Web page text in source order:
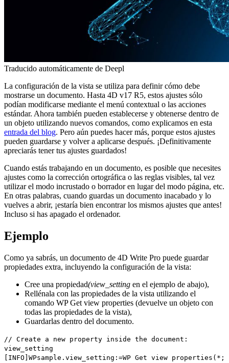
Traducido automáticamente de Deepl
La configuración de la vista se utiliza para definir cómo debe
mostrarse un documento. Hasta 4D v17 R5, estos ajustes sólo
podían modificarse mediante el menú contextual o las acciones
estándar. Ahora también pueden establecerse y obtenerse dentro de
un objeto utilizando nuevos comandos, como explicamos en esta
entrada del blog. Pero aún puedes hacer más, porque estos ajustes
pueden guardarse y volver a aplicarse después. ¡Definitivamente
apreciarás tener tus ajustes guardados!
Cuando estás trabajando en un documento, es posible que necesites
ajustes como la corrección ortográfica o las reglas visibles, tal vez
utilizar el modo incrustado o borrador en lugar del modo página, etc.
En otras palabras, cuando guardas un documento inacabado y lo
vuelves a abrir, ¡estaría bien encontrar los mismos ajustes que antes!
Incluso si has apagado el ordenador.
Ejemplo
Como ya sabrás, un documento de 4D Write Pro puede guardar
propiedades extra, incluyendo la configuración de la vista:
Cree una propiedad(view_setting en el ejemplo de abajo),
Rellénala con las propiedades de la vista utilizando el
comando WP Get view properties (devuelve un objeto con
todas las propiedades de la vista),
Guardarlas dentro del documento.
// Create a new property inside the document:
view_setting
[INFO]WPsample . view_setting :=WP Get view properties (*;